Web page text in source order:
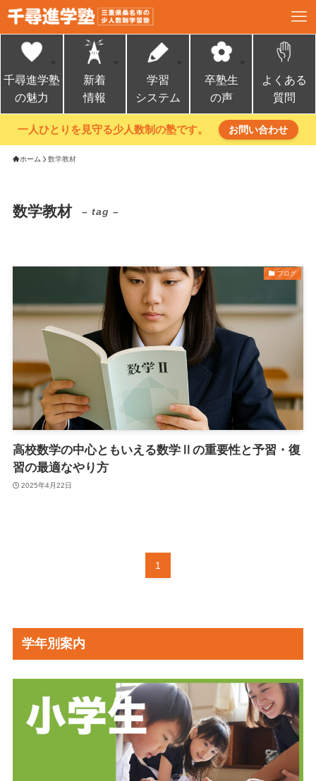
千尋進学塾
の魅力
新着
情報
学習
システム
卒塾生
の声
よくある
質問
一人ひとりを見守る少人数制の塾です。 お問い合わせ
ホーム 数学教材
数学教材 – tag –
ブログ
高校数学の中心ともいえる数学Ⅱの重要性と予習・復
習の最適なやり方
2025年4月22日
1
学年別案内